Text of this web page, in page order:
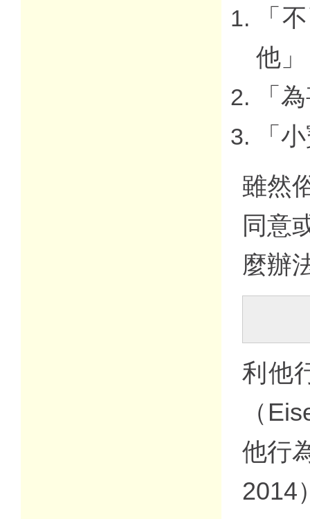
「
他
「
「
雖然
同意
麼辦
利他
（
他行
2014